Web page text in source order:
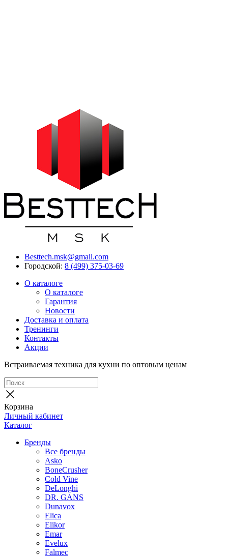
Besttech.msk@gmail.com
Городской: 8 (499) 375-03-69
О каталоге
О каталоге
Гарантия
Новости
Доставка и оплата
Тренинги
Контакты
Акции
Встраиваемая техника для кухни по оптовым ценам
Корзина
Личный кабинет
Каталог
Бренды
Все бренды
Asko
BoneCrusher
Cold Vine
DeLonghi
DR. GANS
Dunavox
Elica
Elikor
Emar
Evelux
Falmec